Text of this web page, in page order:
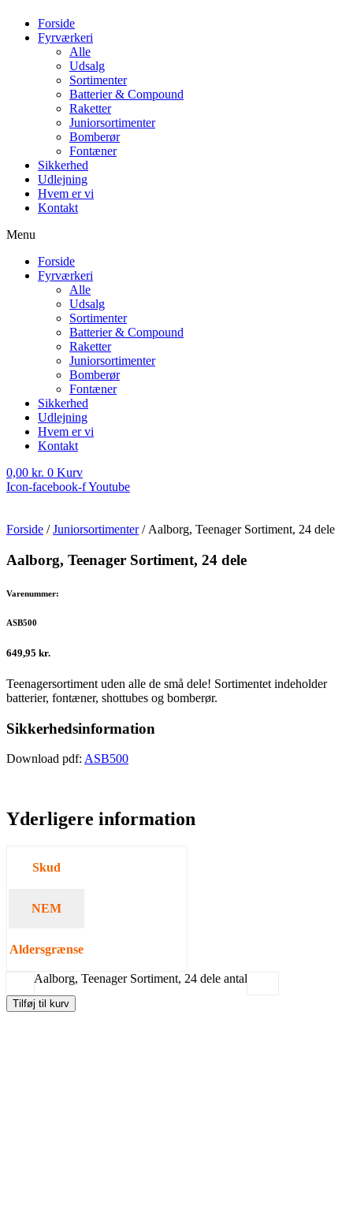
Forside
Fyrværkeri
Alle
Udsalg
Sortimenter
Batterier & Compound
Raketter
Juniorsortimenter
Bomberør
Fontæner
Sikkerhed
Udlejning
Hvem er vi
Kontakt
Menu
Forside
Fyrværkeri
Alle
Udsalg
Sortimenter
Batterier & Compound
Raketter
Juniorsortimenter
Bomberør
Fontæner
Sikkerhed
Udlejning
Hvem er vi
Kontakt
0,00 kr. 0 Kurv
Icon-facebook-fYoutube
Forside /Juniorsortimenter/ Aalborg, Teenager Sortiment, 24 dele
Aalborg, Teenager Sortiment, 24 dele
Varenummer:
ASB500
649,95 kr.
Teenagersortiment uden alle de små dele! Sortimentet indeholder
batterier, fontæner, shottubes og bomberør.
Sikkerhedsinformation
Download pdf: ASB500
Yderligere information
Skud
NEM
Aldersgrænse
Aalborg, Teenager Sortiment, 24 dele antal
Tilføj til kurv